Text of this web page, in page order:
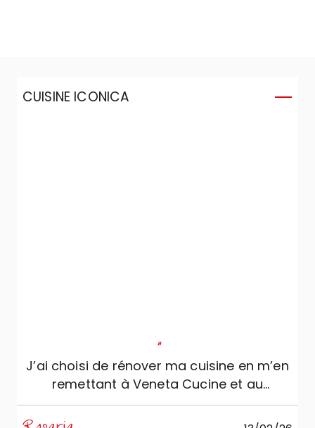
CUISINE ICONICA
"
J’ai choisi de rénover ma cuisine en m’en
remettant à Veneta Cucine et au
professionnalisme, sérieux et
compétence de Mobili Zugaro, et je ne